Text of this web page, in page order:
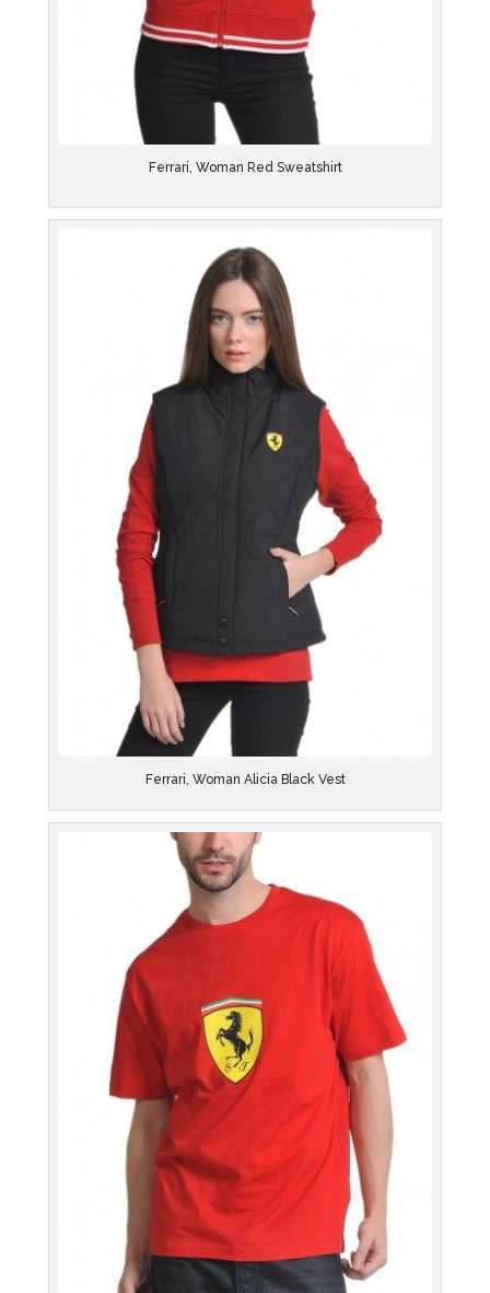
Ferrari, Woman Red Sweatshirt
Ferrari, Woman Alicia Black Vest